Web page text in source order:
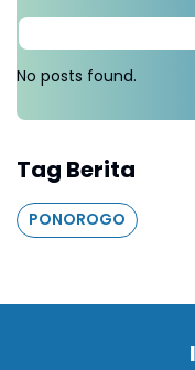
No posts found.
Tag Berita
PONOROGO